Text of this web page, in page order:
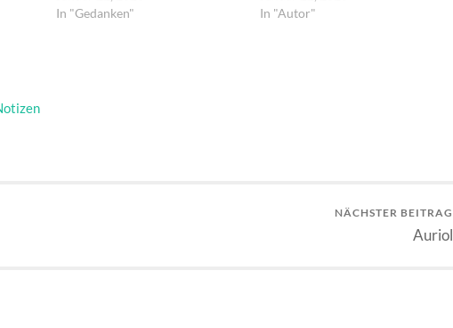
In "Gedanken"
In "Autor"
NÄCHSTER BEITRAG
Auriol